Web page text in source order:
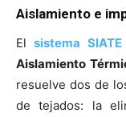
Aislamiento e
El sistema SIATE
Aislamiento
resuelve dos de
de tejados: la